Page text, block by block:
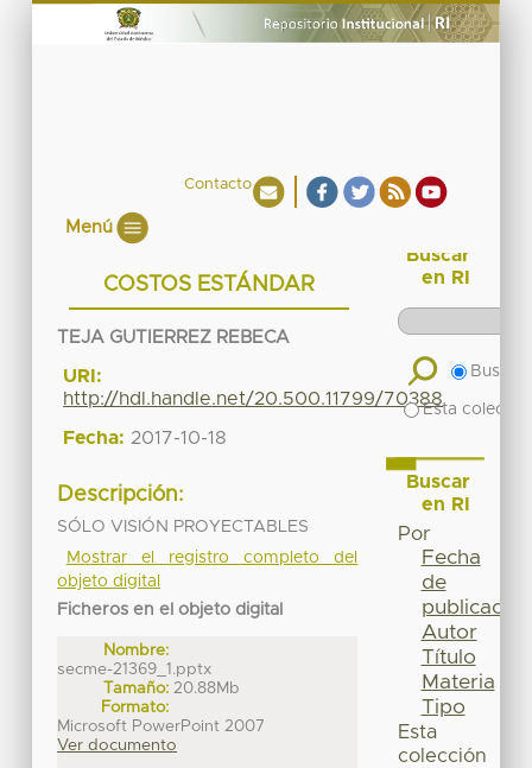
Contacto
Menú
COSTOS ESTÁNDAR
TEJA GUTIERREZ REBECA
URI:
http://hdl.handle.net/20.500.11799/70388
Fecha: 2017-10-18
Descripción:
SÓLO VISIÓN PROYECTABLES
Mostrar el registro completo del
objeto digital
Ficheros en el objeto digital
Nombre:
secme-21369_1.pptx
Tamaño: 20.88Mb
Formato:
Microsoft PowerPoint 2007
Ver documento
Buscar
en RI
Buscar
Esta
Buscar
en RI
Por
Fecha
de
publicación
Autor
Título
Materia
Tipo
Esta
colección